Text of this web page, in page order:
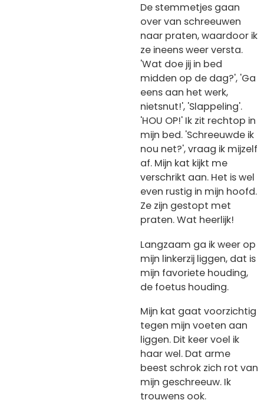
De stemmetjes gaan
over van schreeuwen
naar praten, waardoor ik
ze ineens weer versta.
'Wat doe jij in bed
midden op de dag?', 'Ga
eens aan het werk,
nietsnut!', 'Slappeling'.
'HOU OP!' Ik zit rechtop in
mijn bed. 'Schreeuwde ik
nou net?', vraag ik mijzelf
af. Mijn kat kijkt me
verschrikt aan. Het is wel
even rustig in mijn hoofd.
Ze zijn gestopt met
praten. Wat heerlijk!
Langzaam ga ik weer op
mijn linkerzij liggen, dat is
mijn favoriete houding,
de foetus houding.
Mijn kat gaat voorzichtig
tegen mijn voeten aan
liggen. Dit keer voel ik
haar wel. Dat arme
beest schrok zich rot van
mijn geschreeuw. Ik
trouwens ook.